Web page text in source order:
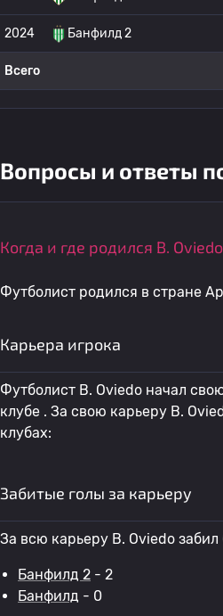
2024 Банфилд 2
Всего
Вопросы и ответы
Когда и где родился B. Oviedo
Футболист родился в стране
Карьера игрока
Футболист B. Oviedo начал
клубе . За свою карьеру B.
клубах:
Забитые голы за карьеру
За всю карьеру B. Oviedo забил
Банфилд 2 - 2
Банфилд - 0